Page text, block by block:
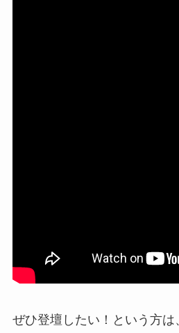
ぜひ登壇したい！という方